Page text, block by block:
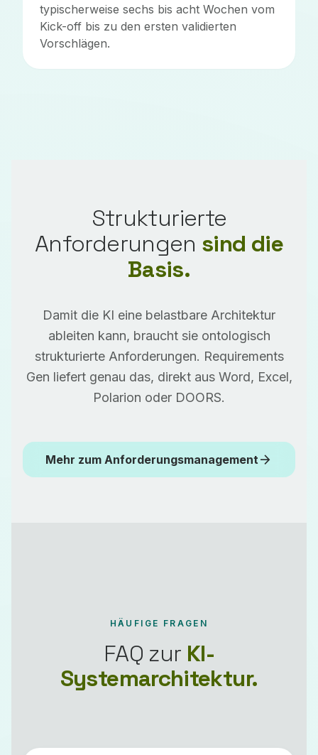
typischerweise sechs bis acht Wochen vom
Kick-off bis zu den ersten validierten
Vorschlägen.
Strukturierte
Anforderungen sind die
Basis.
Damit die KI eine belastbare Architektur
ableiten kann, braucht sie ontologisch
strukturierte Anforderungen. Requirements
Gen liefert genau das, direkt aus Word, Excel,
Polarion oder DOORS.
Mehr zum Anforderungsmanagementarrow_forward
HÄUFIGE FRAGEN
FAQ zur KI-
Systemarchitektur.